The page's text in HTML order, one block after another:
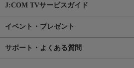
J:COM TVサービスガイド
イベント・プレゼント
サポート・よくある質問